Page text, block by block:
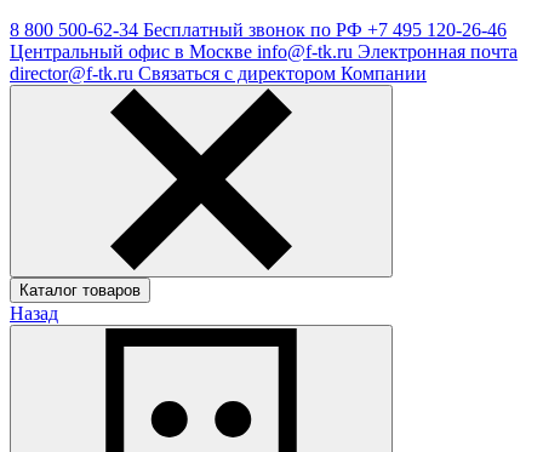
8 800 500-62-34 Бесплатный звонок по РФ +7 495 120-26-46
Центральный офис в Москве info@f-tk.ru Электронная почта
director@f-tk.ru Связаться с директором Компании
Каталог товаров
Назад